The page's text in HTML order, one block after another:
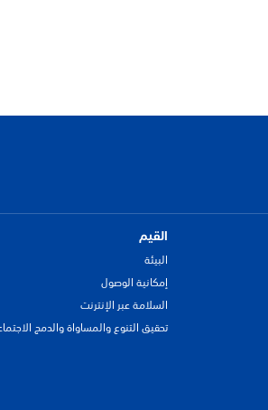
القيم
البيئة
إمكانية الوصول
السلامة عبر الإنترنت
تحقيق التنوع والمساواة والدمج